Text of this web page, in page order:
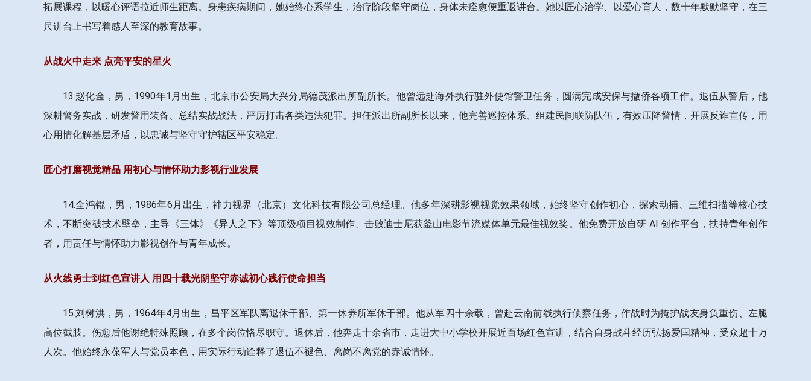
拓展课程，以暖心评语拉近师生距离。身患疾病期间，她始终心系学生，治疗阶段坚守岗位，身体未痊愈便重返讲台。她以匠心治学、以爱心育人，数十年默默坚守，在三
尺讲台上书写着感人至深的教育故事。
从战火中走来 点亮平安的星火
13.赵化金，男，1990年1月出生，北京市公安局大兴分局德茂派出所副所长。他曾远赴海外执行驻外使馆警卫任务，圆满完成安保与撤侨各项工作。退伍从警后，他
深耕警务实战，研发警用装备、总结实战战法，严厉打击各类违法犯罪。担任派出所副所长以来，他完善巡控体系、组建民间联防队伍，有效压降警情，开展反诈宣传，用
心用情化解基层矛盾，以忠诚与坚守守护辖区平安稳定。
匠心打磨视觉精品 用初心与情怀助力影视行业发展
14.全鸿锟，男，1986年6月出生，神力视界（北京）文化科技有限公司总经理。他多年深耕影视视觉效果领域，始终坚守创作初心，探索动捕、三维扫描等核心技
术，不断突破技术壁垒，主导《三体》《异人之下》等顶级项目视效制作、击败迪士尼获釜山电影节流媒体单元最佳视效奖。他免费开放自研 AI 创作平台，扶持青年创作
者，用责任与情怀助力影视创作与青年成长。
从火线勇士到红色宣讲人 用四十载光阴坚守赤诚初心践行使命担当
15.刘树洪，男，1964年4月出生，昌平区军队离退休干部、第一休养所军休干部。他从军四十余载，曾赴云南前线执行侦察任务，作战时为掩护战友身负重伤、左腿
高位截肢。伤愈后他谢绝特殊照顾，在多个岗位恪尽职守。退休后，他奔走十余省市，走进大中小学校开展近百场红色宣讲，结合自身战斗经历弘扬爱国精神，受众超十万
人次。他始终永葆军人与党员本色，用实际行动诠释了退伍不褪色、离岗不离党的赤诚情怀。